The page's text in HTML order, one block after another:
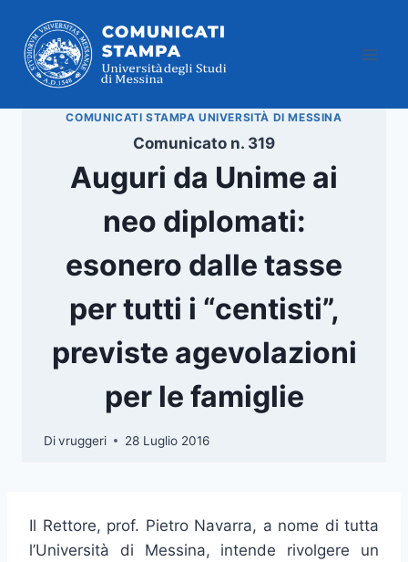
contenuto
COMUNICATI STAMPA UNIVERSITÀ DI MESSINA
Comunicato n. 319
Auguri da Unime ai
neo diplomati:
esonero dalle tasse
per tutti i “centisti”,
previste agevolazioni
per le famiglie
Divruggeri 28 Luglio 2016
Il Rettore, prof. Pietro Navarra, a nome di tutta
l’Università di Messina, intende rivolgere un